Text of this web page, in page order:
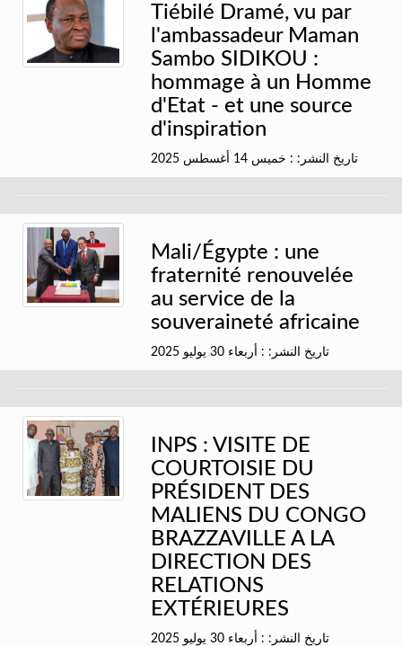
Tiébilé Dramé, vu par
l'ambassadeur Maman
Sambo SIDIKOU :
hommage à un Homme
d'Etat - et une source
d'inspiration
تاريخ النشر: : خميس 14 أغسطس 2025
Mali/Égypte : une
fraternité renouvelée
au service de la
souveraineté africaine
تاريخ النشر: : أربعاء 30 يوليو 2025
INPS : VISITE DE
COURTOISIE DU
PRÉSIDENT DES
MALIENS DU CONGO
BRAZZAVILLE A LA
DIRECTION DES
RELATIONS
EXTÉRIEURES
تاريخ النشر: : أربعاء 30 يوليو 2025